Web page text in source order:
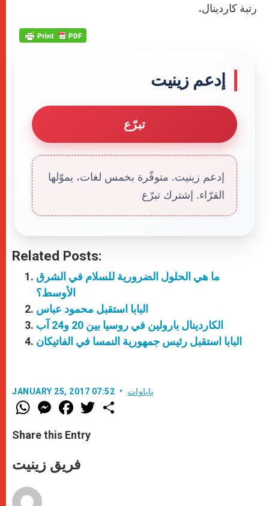
رتبة كاردينال.
إدعم زينيت
تبرّع
إدعم زينيت. متوفّرة بخمس لغات، يموّلها
القرّاء. إشترك تبرّع
Related Posts:
ما هي الحلول الضرورية للسلام في الشرق
الأوسط؟
البابا استقبل محمود عباس
الكاردينال بارولين في روسيا بين 20 و24 آب
البابا استقبل رئيس جمهورية النمسا في الفاتيكان
JANUARY 25, 2017 07:52 باباوات
W
h
t
s
p
p
M
e
s
e
g
e
F
a
e
b
o
k
w
Share this Entry
فريق زينيت